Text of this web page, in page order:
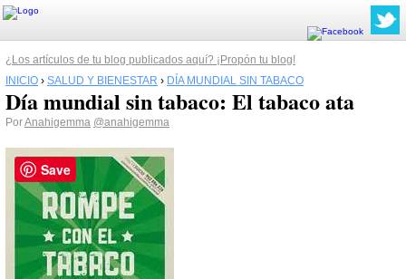
¿Los artículos de tu blog publicados aquí? ¡Propón tu blog!
INICIO › SALUD Y BIENESTAR › DÍA MUNDIAL SIN TABACO
Día mundial sin tabaco: El tabaco ata
PorAnahigemma @anahigemma
Save